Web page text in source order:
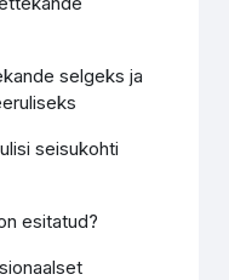
selgeks ja
seisukohti
esitatud?